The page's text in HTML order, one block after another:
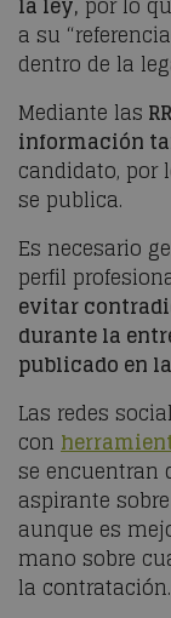
a su
dentro de la
Mediante las
información
candidato, por
se publica.
Es necesario
perfil
evitar
durante la
publicado en
Las redes
con
se encuentran
aspirante
aunque es
mano sobre
la contratación.